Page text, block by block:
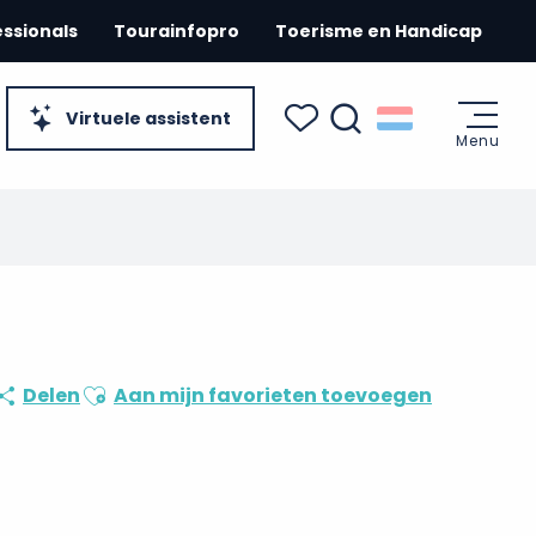
Virtuele assistent
Tourainfopro Toerisme en Handicap
Menu
DelenAjouter aux favoris
Aan mijn favorieten toevoegen